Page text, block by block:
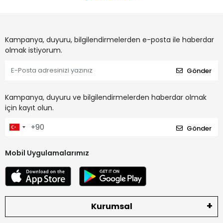
Kampanya, duyuru, bilgilendirmelerden e-posta ile haberdar
olmak istiyorum.
Gönder
Kampanya, duyuru ve bilgilendirmelerden haberdar olmak
için kayıt olun.
Gönder
Mobil Uygulamalarımız
Kurumsal